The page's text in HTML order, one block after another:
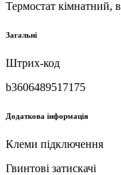
Термостат кімнатний,
Загальні
Штрих-код
b3606489517175
Додаткова інформація
Клеми підключення
Гвинтові затискачі